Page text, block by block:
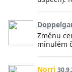
Změnu
minulém
Norri